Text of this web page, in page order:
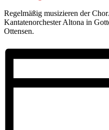
Regelmäßig musizieren der
Kantatenorchester Altona in
Ottensen.